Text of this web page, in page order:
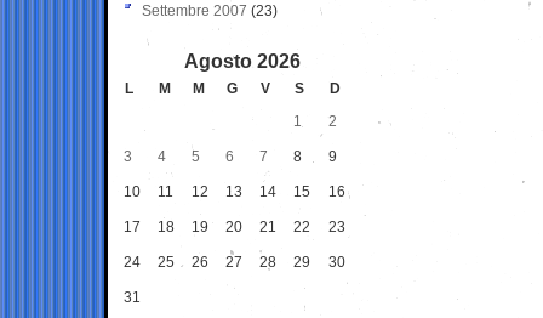
Settembre 2007 (23)
Agosto 2026
L M M G V S
D
1
2
3 4 5 6 7 8 9
10 11 12 13 14 15 16
17 18 19 20 21 22 23
24 25 26 27 28 29 30
31